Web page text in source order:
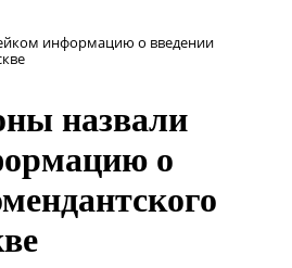
информацию о введении
назвали
о